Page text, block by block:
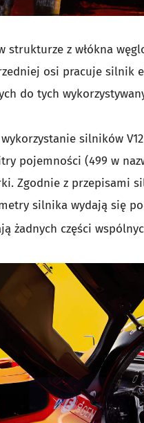
z włókna
osi pracuje silnik
do tych
wykorzystanie silników
pojemności (499 w
Zgodnie z przepisami
silnika wydają się
żadnych części